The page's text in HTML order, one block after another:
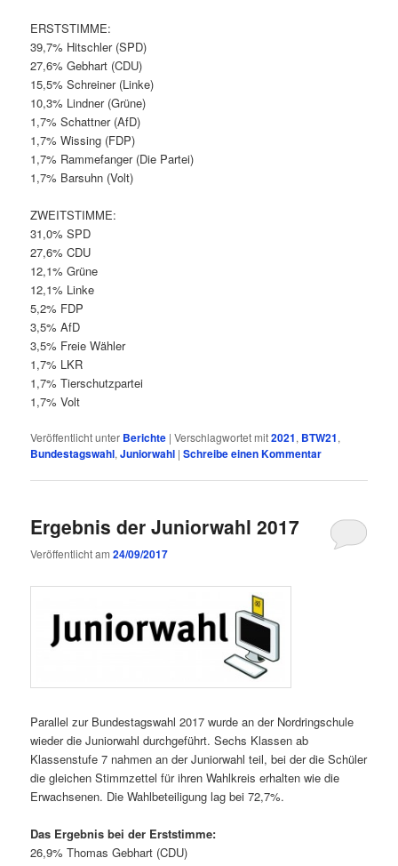
ERSTSTIMME:
39,7% Hitschler (SPD)
27,6% Gebhart (CDU)
15,5% Schreiner (Linke)
10,3% Lindner (Grüne)
1,7% Schattner (AfD)
1,7% Wissing (FDP)
1,7% Rammefanger (Die Partei)
1,7% Barsuhn (Volt)
ZWEITSTIMME:
31,0% SPD
27,6% CDU
12,1% Grüne
12,1% Linke
5,2% FDP
3,5% AfD
3,5% Freie Wähler
1,7% LKR
1,7% Tierschutzpartei
1,7% Volt
Veröffentlicht unter Berichte |Verschlagwortet mit2021, BTW21,
Bundestagswahl,Juniorwahl |Schreibe einen Kommentar
Ergebnis der Juniorwahl 2017
Veröffentlicht am24/09/2017
Parallel zur Bundestagswahl 2017 wurde an der Nordringschule
wieder die Juniorwahl durchgeführt. Sechs Klassen ab
Klassenstufe 7 nahmen an der Juniorwahl teil, bei der die Schüler
die gleichen Stimmzettel für ihren Wahlkreis erhalten wie die
Erwachsenen. Die Wahlbeteiligung lag bei 72,7%.
Das Ergebnis bei der Erststimme:
26,9% Thomas Gebhart (CDU)